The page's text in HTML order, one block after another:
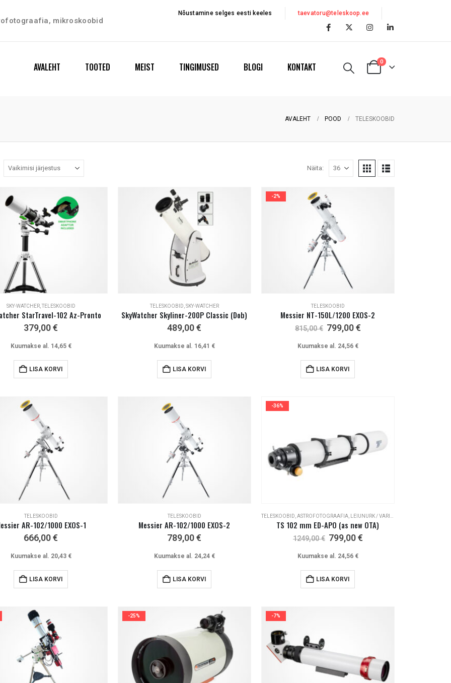
mikroskoobid
Nõustamine selges eesti keeles taevatoru@teleskoop.ee
AVALEHT TOOTED MEIST TINGIMUSED BLOGI KONTAKT 0
AVALEHT POOD TELESKOOBID
Näita:
SKY-WATCHER, TELESKOOBID
StarTravel-102 Az-Pronto
379,00€
Kuumakse al. 14,65 €
LISA KORVI
TELESKOOBID SKY-WATCHER
SkyWatcher Skyliner-200P Classic (Dob)
489,00€
Kuumakse al. 16,41 €
LISA KORVI
-2%
TELESKOOBID
Messier NT-150L/1200 EXOS-2
815,00€ Algne
oli:
799,00€
Kuumakse al. 24,56 €
LISA KORVI
TELESKOOBID
AR-102/1000 EXOS-1
666,00€
Kuumakse al. 20,43 €
LISA KORVI
TELESKOOBID
Messier AR-102/1000 EXOS-2
789,00€
Kuumakse al. 24,24 €
LISA KORVI
-36%
TELESKOOBID ASTROFOTOGRAAFIA, LEIUNURK / VARIOUS / SALE
TS 102 mm ED-APO (as new OTA)
1249,00€ Algne
hind
oli:
799,00€
Kuumakse al. 24,56 €
LISA KORVI
-25% -7%